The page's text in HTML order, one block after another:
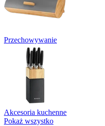
Przechowywanie
Akcesoria kuchenne
Pokaż wszystko